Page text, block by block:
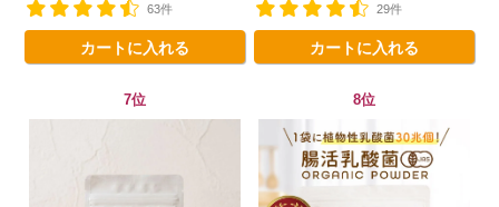
63件
カートに入れる
29件
カートに入れる
7位 8位
対象者：かわしま屋で初めてお買い物をされる方
利用条件：3,000円以上のお買い物でご利用いただけます
※他のクーポンとの併用はできません
クーポンのご利用方法はこちら >>